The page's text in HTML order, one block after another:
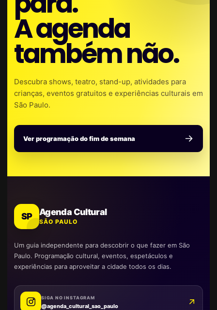
A agenda
também não.
Descubra shows, teatro, stand-up, atividades para
crianças, eventos gratuitos e experiências culturais em
São Paulo.
Ver programação do fim de semana
SP Agenda Cultural
SÃO PAULO
Um guia independente para descobrir o que fazer em São
Paulo. Programação cultural, eventos, espetáculos e
experiências para aproveitar a cidade todos os dias.
SIGA NO INSTAGRAM
@agenda_cultural_sao_paulo